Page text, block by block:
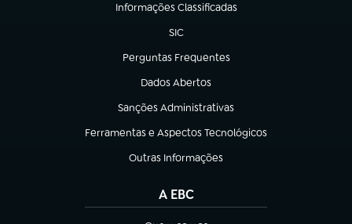
Informações Classificadas
(abre em nova aba)
SIC
(abre em nova aba)
Perguntas Frequentes
(abre em nova aba)
Dados Abertos
(abre em nova aba)
Sanções Administrativas
(abre em nova aba)
Ferramentas e Aspectos Tecnológicos
(abre em nova aba)
Outras Informações
(abre em nova aba)
A EBC